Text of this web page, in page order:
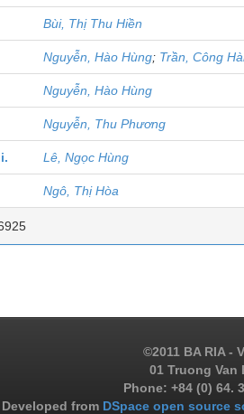
Bùi, Thị Thu Hiền
Nguyễn, Hào Hùng; Trần, Công
Nguyễn, Hào Hùng
Nguyễn, Thu Phương
Lê, Ngọc Hùng
Ngô, Thị Hòa
©2011 BA RIA -
01 Truong Van
Phone: +84 (0) 64.
Developed from DSpace open source